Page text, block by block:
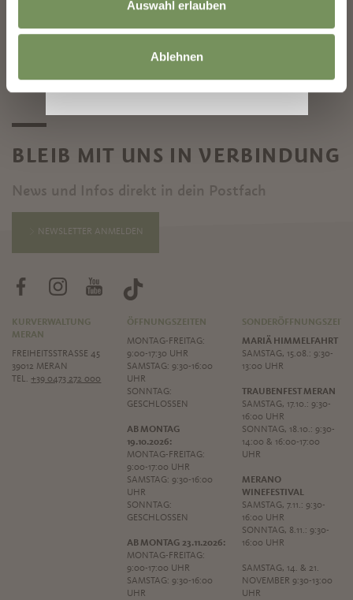
Auswahl erlauben
Ablehnen
facebook.com/posthaus.merano * instagram.com/posthaus_merano
MEHR LESEN
BLEIB MIT UNS IN VERBINDUNG
News und Infos direkt in dein Postfach
NEWSLETTER ANMELDEN
KURVERWALTUNG
MERAN
FREIHEITSSTRASSE 45
39012 MERAN
TEL.+39 0473 272 000
ÖFFNUNGSZEITEN
MONTAG-FREITAG:
9:00-17:30 UHR
SAMSTAG: 9:30-16:00
UHR
SONNTAG:
GESCHLOSSEN
AB MONTAG
19.10.2026:
MONTAG-FREITAG:
9:00-17:00 UHR
SAMSTAG: 9:30-16:00
UHR
SONNTAG:
GESCHLOSSEN
AB MONTAG 23.11.2026:
MONTAG-FREITAG:
9:00-17:00 UHR
SAMSTAG: 9:30-16:00
UHR
MARIÄ HIMMELFAHRT
SAMSTAG, 15.08.: 9:30-
13:00 UHR
TRAUBENFEST MERAN
SAMSTAG, 17.10.: 9:30-
16:00 UHR
SONNTAG, 18.10.: 9:30-
14:00 & 16:00-17:00
UHR
MERANO
WINEFESTIVAL
SAMSTAG, 7.11.: 9:30-
16:00 UHR
SONNTAG, 8.11.: 9:30-
16:00 UHR
SAMSTAG, 14. & 21.
NOVEMBER 9:30-13:00
UHR